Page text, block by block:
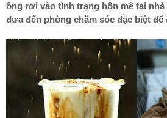
ông rơi vào tình trạng hôn mê tại
đưa đến phòng chăm sóc đặc biệt để